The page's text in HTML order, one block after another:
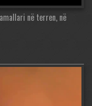
në terren, në